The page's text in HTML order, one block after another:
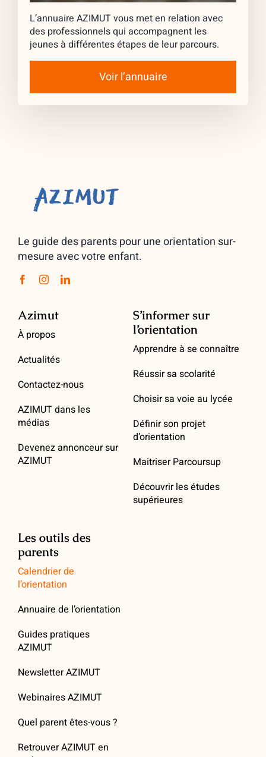
L’annuaire AZIMUT vous met en relation avec
des professionnels qui accompagnent les
jeunes à différentes étapes de leur parcours.
Voir l’annuaire
Le guide des parents pour une orientation sur-
mesure avec votre enfant.
Azimut
À propos
Actualités
Contactez-nous
AZIMUT dans les
médias
Devenez annonceur sur
AZIMUT
S’informer sur
l’orientation
Apprendre à se connaître
Réussir sa scolarité
Choisir sa voie au lycée
Définir son projet
d’orientation
Maitriser Parcoursup
Découvrir les études
supérieures
Les outils des
parents
Calendrier de
l’orientation
Annuaire de l’orientation
Guides pratiques
AZIMUT
Newsletter AZIMUT
Webinaires AZIMUT
Quel parent êtes-vous ?
Retrouver AZIMUT en